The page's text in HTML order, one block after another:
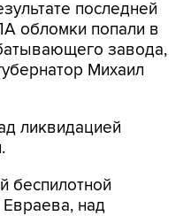
последней
обломки попали в
завода,
Михаил
ликвидацией
беспилотной
над